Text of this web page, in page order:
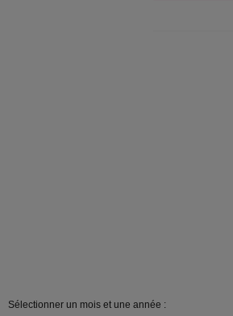
Sélectionner un mois et une année :